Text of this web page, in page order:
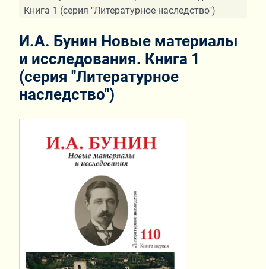
Книга 1 (серия "Литературное наследство")
И.А. Бунин Новые материалы
и исследования. Книга 1
(серия "Литературное
наследство")